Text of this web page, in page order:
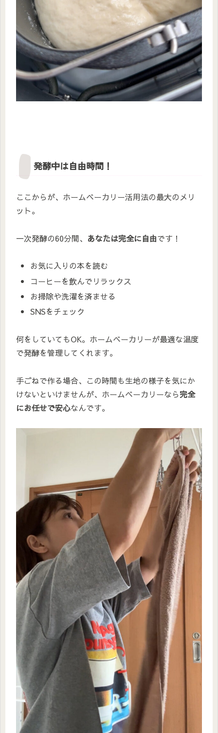
発酵中は自由時間！
ここからが、ホームベーカリー活用法の最大のメリ
ット。
一次発酵の60分間、 あなたは完全に自由です！
お気に入りの本を読む
コーヒーを飲んでリラックス
お掃除や洗濯を済ませる
SNSをチェック
何をしていてもOK。ホームベーカリーが最適な温度
で発酵を管理してくれます。
手ごねで作る場合、この時間も生地の様子を気にか
けないといけませんが、ホームベーカリーなら完全
にお任せで安心なんです。